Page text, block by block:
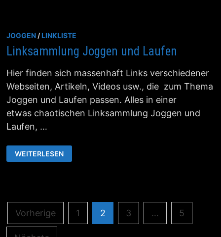
JOGGEN /LINKLISTE
Linksammlung Joggen und Laufen
Hier finden sich massenhaft Links verschiedener
Webseiten, Artikeln, Videos usw., die zum Thema
Joggen und Laufen passen. Alles in einer
etwas chaotischen Linksammlung Joggen und
Laufen, …
LINKSAMMLUNG
JOGGEN
UND
WEITERLESEN
Beitragsnavigation
Vorherige 1 2 3 … 5